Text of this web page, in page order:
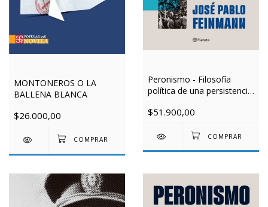
MONTONEROS O LA
BALLENA BLANCA
$26.000,00
Peronismo - Filosofía
política de una persistencia
$51.900,00